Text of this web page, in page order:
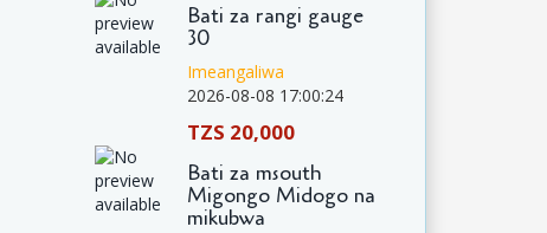
Bati za rangi gauge
30
Imeangaliwa
2026-08-08 17:00:24
TZS 20,000
Bati za msouth
Migongo Midogo na
mikubwa